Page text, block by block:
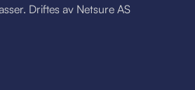
Driftes av Netsure AS